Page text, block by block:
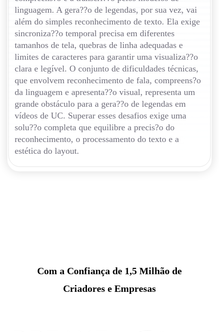
linguagem. A gera??o de legendas, por sua vez, vai
além do simples reconhecimento de texto. Ela exige
sincroniza??o temporal precisa em diferentes
tamanhos de tela, quebras de linha adequadas e
limites de caracteres para garantir uma visualiza??o
clara e legível. O conjunto de dificuldades técnicas,
que envolvem reconhecimento de fala, compreens?o
da linguagem e apresenta??o visual, representa um
grande obstáculo para a gera??o de legendas em
vídeos de UC. Superar esses desafios exige uma
solu??o completa que equilibre a precis?o do
reconhecimento, o processamento do texto e a
estética do layout.
Com a Confiança de 1,5 Milhão de
Criadores e Empresas